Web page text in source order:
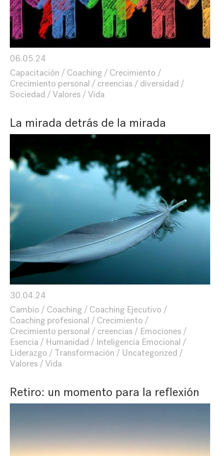
06.05.24
Capacitación
Coaching
Crecimiento
Crecimiento personal
creencias
diversidad
Sociedad
Valores Vida
La mirada detrás de la mirada
30.04.24
Cambio
Coaching
Coaching Ejecutivo
Coaching profesional
Crecimiento
Crecimiento personal
creencias
Emociones
Esencia
Humanidad
Inteligencia Emocional
Liderazgo
Transformación
Uncategorized
Valores
Vida
Retiro: un momento para la reflexión